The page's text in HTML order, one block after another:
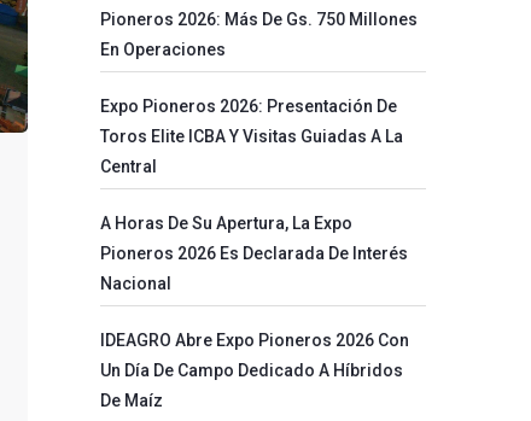
Pioneros 2026: Más De Gs. 750 Millones
En Operaciones
Expo Pioneros 2026: Presentación De
Toros Elite ICBA Y Visitas Guiadas A La
Central
A Horas De Su Apertura, La Expo
Pioneros 2026 Es Declarada De Interés
Nacional
IDEAGRO Abre Expo Pioneros 2026 Con
Un Día De Campo Dedicado A Híbridos
De Maíz